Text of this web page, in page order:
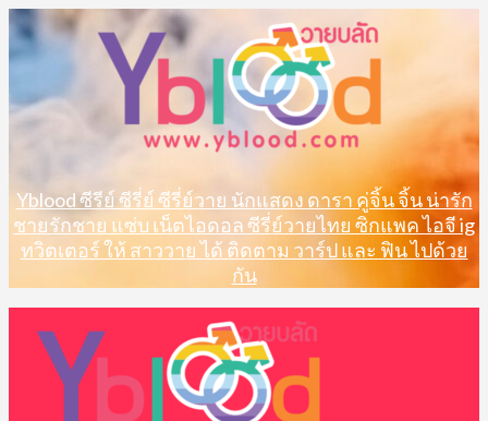
Skip
to
content
Yblood ซีรีย์ ซีรี่ย์ ซีรี่ย์วาย นักแสดง ดารา คู่จิ้น จิ้น น่ารัก
ชายรักชาย แซ่บ เน็ตไอดอล ซีรี่ย์วายไทย ซิกแพค ไอจี ig
ทวิตเตอร์ ให้ สาววาย ได้ ติดตาม วาร์ป และ ฟิน ไปด้วย
กัน
Menu